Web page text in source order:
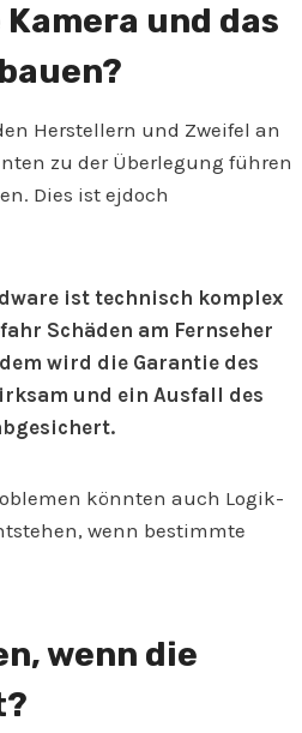
und das
Herstellern und Zweifel an
zu der Überlegung führen
Dies ist ejdoch
ist technisch komplex
Schäden am Fernseher
wird die Garantie des
und ein Ausfall des
könnten auch Logik-
wenn bestimmte
wenn die